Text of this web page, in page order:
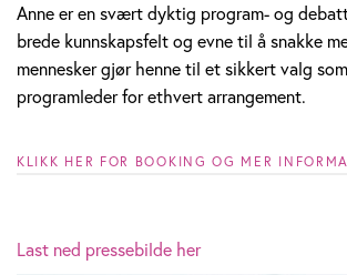
Anne er en svært dyktig program- og
brede kunnskapsfelt og evne til å snakke
mennesker gjør henne til et sikkert valg
programleder for ethvert arrangement.
KLIKK HER FOR BOOKING OG MER
Last ned pressebilde her